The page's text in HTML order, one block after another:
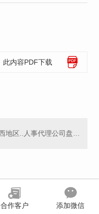
此内容PDF下载
合作客户 添加微信